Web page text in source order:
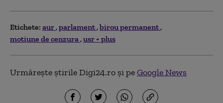
Etichete: aur parlament birou permanent
motiune de cenzura usr + plus
Urmărește știrile Digi24.ro și peGoogle News